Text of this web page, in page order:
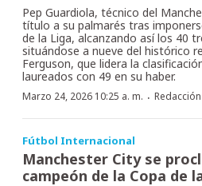
Pep Guardiola, técnico del
título a su palmarés tras
de la Liga, alcanzando así los 40
situándose a nueve del histórico
Ferguson, que lidera la
laureados con 49 en su haber.
Marzo 24, 2026 10:25 a. m. ·
Fútbol Internacional
Manchester City se
campeón de la Copa de